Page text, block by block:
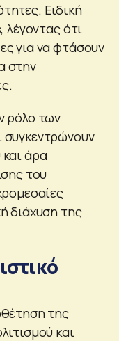
Ειδική
ότι
για να φτάσουν
στην
ρόλο των
συγκεντρώνουν
άρα
του
διάχυση της
της
και